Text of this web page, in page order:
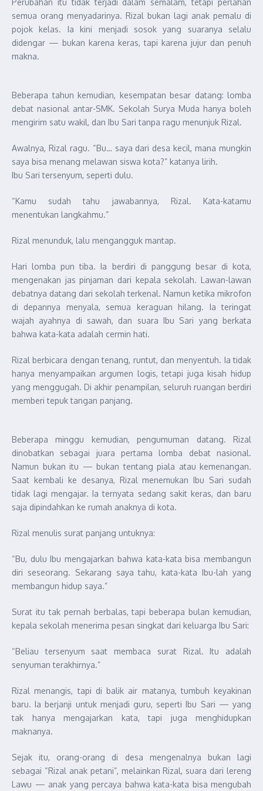
Perubahan itu tidak terjadi dalam semalam, tetapi perlahan
semua orang menyadarinya. Rizal bukan lagi anak pemalu di
pojok kelas. Ia kini menjadi sosok yang suaranya selalu
didengar — bukan karena keras, tapi karena jujur dan penuh
makna.
Beberapa tahun kemudian, kesempatan besar datang: lomba
debat nasional antar-SMK. Sekolah Surya Muda hanya boleh
mengirim satu wakil, dan Ibu Sari tanpa ragu menunjuk Rizal.
Awalnya, Rizal ragu. “Bu… saya dari desa kecil, mana mungkin
saya bisa menang melawan siswa kota?” katanya lirih.
Ibu Sari tersenyum, seperti dulu.
“Kamu sudah tahu jawabannya, Rizal. Kata-katamu
menentukan langkahmu.”
Rizal menunduk, lalu mengangguk mantap.
Hari lomba pun tiba. Ia berdiri di panggung besar di kota,
mengenakan jas pinjaman dari kepala sekolah. Lawan-lawan
debatnya datang dari sekolah terkenal. Namun ketika mikrofon
di depannya menyala, semua keraguan hilang. Ia teringat
wajah ayahnya di sawah, dan suara Ibu Sari yang berkata
bahwa kata-kata adalah cermin hati.
Rizal berbicara dengan tenang, runtut, dan menyentuh. Ia tidak
hanya menyampaikan argumen logis, tetapi juga kisah hidup
yang menggugah. Di akhir penampilan, seluruh ruangan berdiri
memberi tepuk tangan panjang.
Beberapa minggu kemudian, pengumuman datang. Rizal
dinobatkan sebagai juara pertama lomba debat nasional.
Namun bukan itu — bukan tentang piala atau kemenangan.
Saat kembali ke desanya, Rizal menemukan Ibu Sari sudah
tidak lagi mengajar. Ia ternyata sedang sakit keras, dan baru
saja dipindahkan ke rumah anaknya di kota.
Rizal menulis surat panjang untuknya:
“Bu, dulu Ibu mengajarkan bahwa kata-kata bisa membangun
diri seseorang. Sekarang saya tahu, kata-kata Ibu-lah yang
membangun hidup saya.”
Surat itu tak pernah berbalas, tapi beberapa bulan kemudian,
kepala sekolah menerima pesan singkat dari keluarga Ibu Sari:
“Beliau tersenyum saat membaca surat Rizal. Itu adalah
senyuman terakhirnya.”
Rizal menangis, tapi di balik air matanya, tumbuh keyakinan
baru. Ia berjanji untuk menjadi guru, seperti Ibu Sari — yang
tak hanya mengajarkan kata, tapi juga menghidupkan
maknanya.
Sejak itu, orang-orang di desa mengenalnya bukan lagi
sebagai “Rizal anak petani”, melainkan Rizal, suara dari lereng
Lawu — anak yang percaya bahwa kata-kata bisa mengubah